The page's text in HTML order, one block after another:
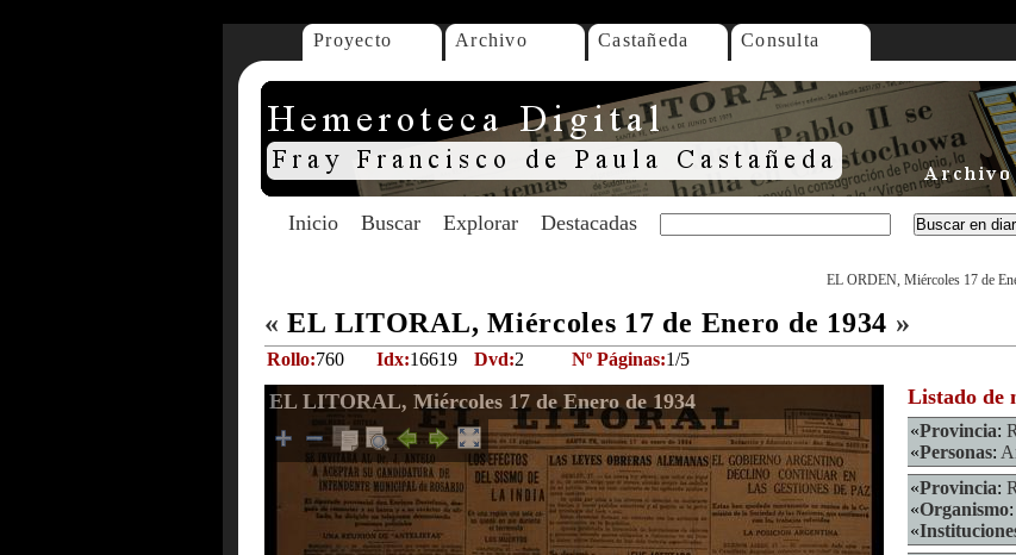
Proyecto Archivo Castañeda Consulta
Inicio Buscar Explorar Destacadas
EL ORDEN, Miércoles 17 de
« EL LITORAL, Miércoles 17 de Enero de 1934 »
Rollo:760 Idx:16619 Dvd:2 Nº Páginas:1/5
EL LITORAL, Miércoles 17 de Enero de 1934 Listado de
«Provincia:
«Personas:
«Provincia:
«Organismo:
«